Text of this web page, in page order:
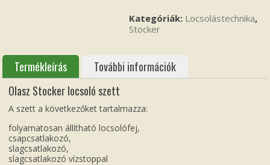
Kategóriák: Locsolástechnika,
Stocker
Termékleírás
További információk
Olasz Stocker locsoló szett
A szett a következőket tartalmazza:
folyamatosan állítható locsolófej,
csapcsatlakozó,
slagcsatlakozó,
slagcsatlakozó vízstoppal